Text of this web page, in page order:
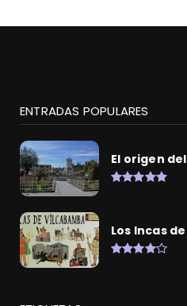
ENTRADAS POPULARES
El origen
Los Incas